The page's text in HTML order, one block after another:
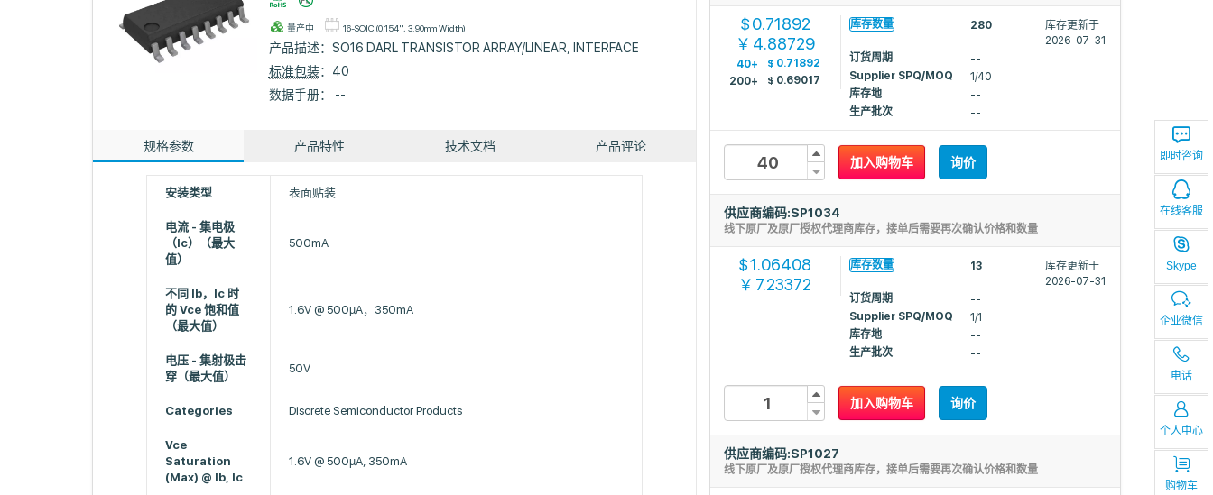
即时咨询
在线客服
Skype
企业微信
电话
个人中心
购物车
量产中 16-SOIC (0.154", 3.90mm Width)
产品描述： SO16 DARL TRANSISTOR ARRAY/LINEAR, INTERFACE
标准包装：40
数据手册： --
规格参数 产品特性 技术文档 产品评论
安装类型 表面贴装
电流 - 集电极
（Ic）（最大
值）
500mA
不同 Ib，Ic 时
的 Vce 饱和值
（最大值）
1.6V @ 500µA，350mA
电压 - 集射极击
穿（最大值）
50V
Categories Discrete Semiconductor Products
Vce
Saturation
(Max) @ Ib, Ic
1.6V @ 500µA, 350mA
$0.71892
￥ 4.88729
40+ $ 0.71892
200+
$ 0.69017
库存数量 280
库存更新于
2026-07-31
订货周期
--
Supplier SPQ/MOQ
1/40
库存地
--
生产批次
--
加入购物车 询价
供应商编码:SP1034
线下原厂及原厂授权代理商库存，接单后需要再次确认价格和数量
$1.06408
￥ 7.23372
库存数量 13
库存更新于
2026-07-31
订货周期
--
Supplier SPQ/MOQ
1/1
库存地
--
生产批次
--
加入购物车 询价
供应商编码:SP1027
线下原厂及原厂授权代理商库存，接单后需要再次确认价格和数量